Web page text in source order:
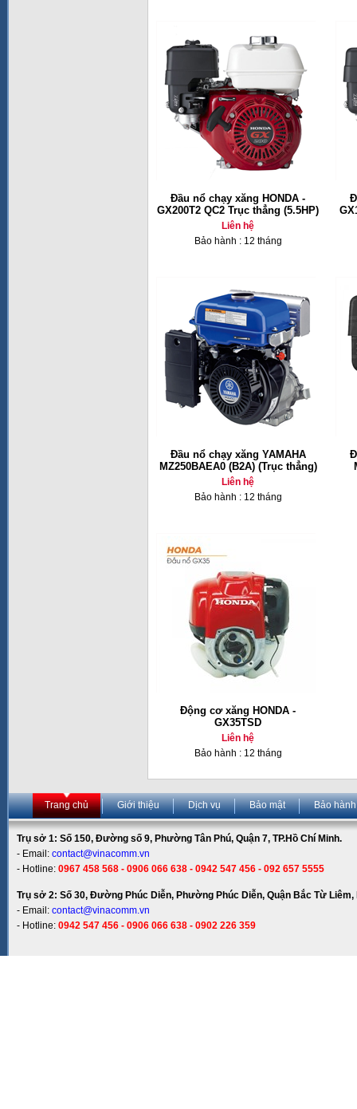
Đầu nổ chạy xăng HONDA -
GX200T2 QC2 Trục thẳng (5.5HP)
Liên hệ
Bảo hành : 12 tháng
Đầu nổ chạy xăng YAMAHA
MZ250BAEA0 (B2A) (Trục thẳng)
Liên hệ
Bảo hành : 12 tháng
Động cơ xăng HONDA -
GX35TSD
Liên hệ
Bảo hành : 12 tháng
Trang chủ Giới thiệu Dịch vụ Bảo mật Bảo hành
Trụ sở 1: Số 150, Đường số 9, Phường Tân Phú, Quận 7, TP.Hồ Chí Minh.
- Email: contact@vinacomm.vn
- Hotline: 0967 458 568 - 0906 066 638 - 0942 547 456 - 092 657 5555
Trụ sở 2: Số 30, Đường Phúc Diễn, Phường Phúc Diễn, Quận Bắc Từ Liêm,
- Email: contact@vinacomm.vn
- Hotline: 0942 547 456 - 0906 066 638 - 0902 226 359